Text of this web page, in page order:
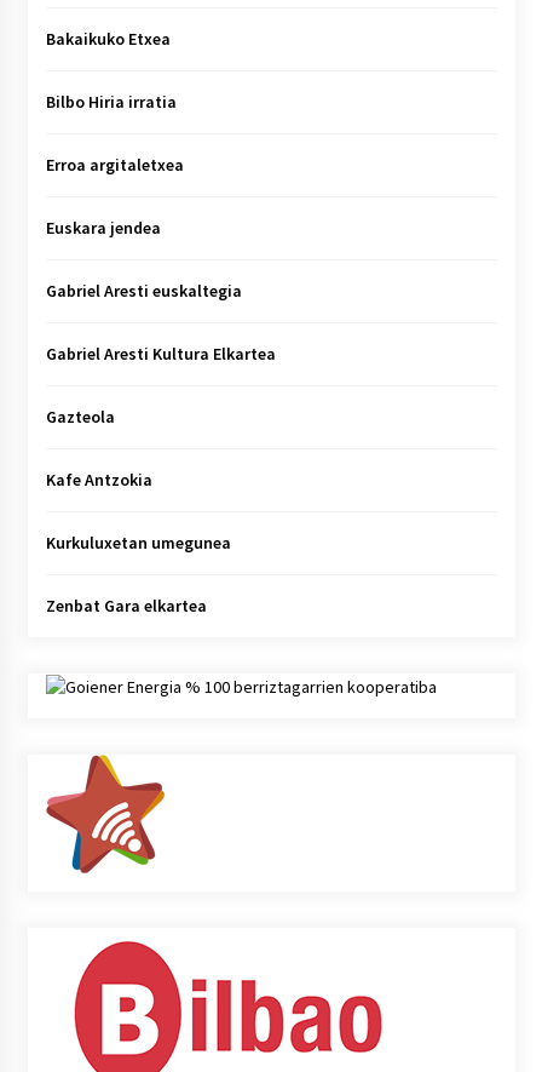
Bakaikuko Etxea
Bilbo Hiria irratia
Erroa argitaletxea
Euskara jendea
Gabriel Aresti euskaltegia
Gabriel Aresti Kultura Elkartea
Gazteola
Kafe Antzokia
Kurkuluxetan umegunea
Zenbat Gara elkartea